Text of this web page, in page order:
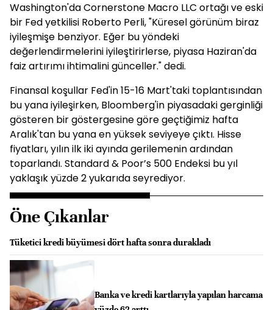
Washington'da Cornerstone Macro LLC ortağı ve eski
bir Fed yetkilisi Roberto Perli, "Küresel görünüm biraz
iyileşmişe benziyor. Eğer bu yöndeki
değerlendirmelerini iyileştirirlerse, piyasa Haziran'da
faiz artırımı ihtimalini günceller." dedi.
Finansal koşullar Fed'in 15-16 Mart'taki toplantısından
bu yana iyileşirken, Bloomberg'in piyasadaki gerginliği
gösteren bir göstergesine göre geçtiğimiz hafta
Aralık'tan bu yana en yüksek seviyeye çıktı. Hisse
fiyatları, yılın ilk iki ayında gerilemenin ardından
toparlandı. Standard & Poor’s 500 Endeksi bu yıl
yaklaşık yüzde 2 yukarıda seyrediyor.
Öne Çıkanlar
Tüketici kredi büyümesi dört hafta sonra durakladı
Banka ve kredi kartlarıyla yapılan harcama